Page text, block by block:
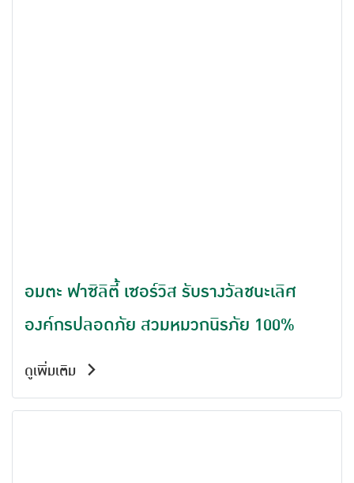
อมตะ ฟาซิลิตี้ เซอร์วิส รับรางวัลชนะเลิศ
องค์กรปลอดภัย สวมหมวกนิรภัย 100%
ดูเพิ่มเติม